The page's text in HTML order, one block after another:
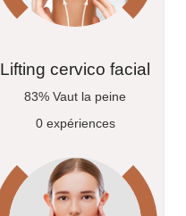
Lifting cervico facial
83% Vaut la peine
0 expériences